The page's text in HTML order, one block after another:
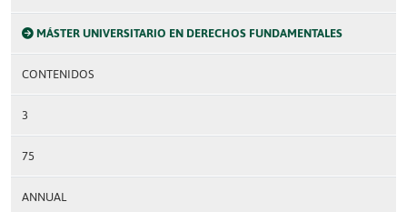
MÁSTER UNIVERSITARIO EN DERECHOS FUNDAMENTALES
CONTENIDOS
3
75
ANNUAL